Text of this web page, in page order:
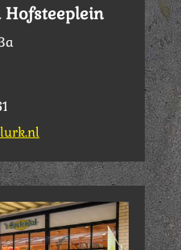
Hofsteeplein